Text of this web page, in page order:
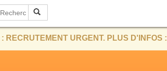
RECRUTEMENT URGENT. PLUS D'INFOS :